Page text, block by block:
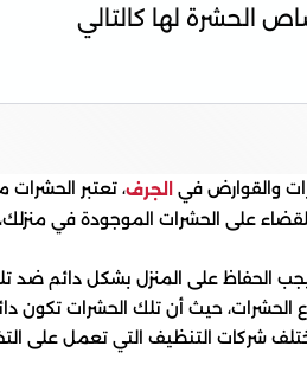
الحشرة لها كالتالي
والقوارض في الجرف، تعتبر
على الحشرات الموجودة في
الحفاظ على المنزل بشكل دائم
الحشرات، حيث أن تلك الحشرات
شركات التنظيف التي تعمل على